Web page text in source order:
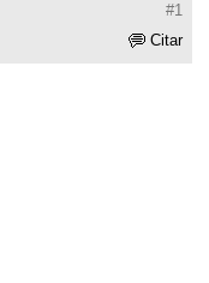
#1
Citar